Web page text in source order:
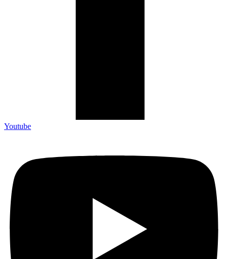
Youtube